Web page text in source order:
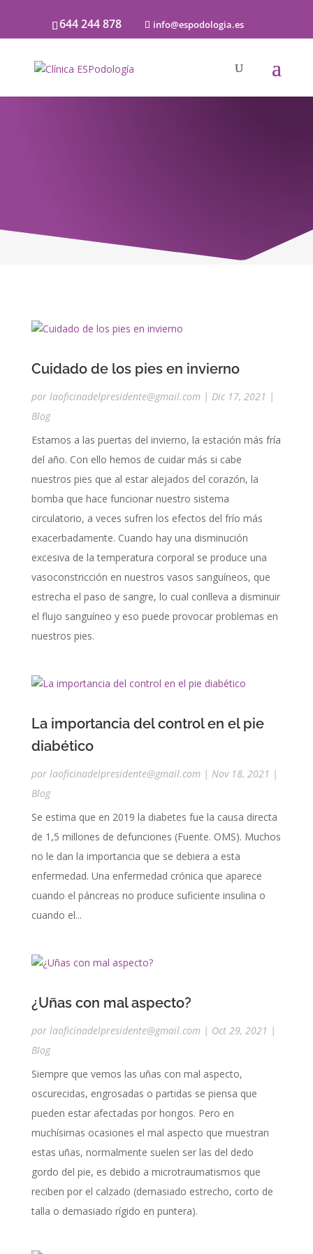
644 244 878 info@espodologia.es
Cuidado de los pies en invierno
por laoficinadelpresidente@gmail.com| Dic 17, 2021 |
Blog
Estamos a las puertas del invierno, la estación más fría
del año. Con ello hemos de cuidar más si cabe
nuestros pies que al estar alejados del corazón, la
bomba que hace funcionar nuestro sistema
circulatorio, a veces sufren los efectos del frío más
exacerbadamente. Cuando hay una disminución
excesiva de la temperatura corporal se produce una
vasoconstricción en nuestros vasos sanguíneos, que
estrecha el paso de sangre, lo cual conlleva a disminuir
el flujo sanguíneo y eso puede provocar problemas en
nuestros pies.
La importancia del control en el pie
diabético
por laoficinadelpresidente@gmail.com| Nov 18, 2021 |
Blog
Se estima que en 2019 la diabetes fue la causa directa
de 1,5 millones de defunciones (Fuente. OMS). Muchos
no le dan la importancia que se debiera a esta
enfermedad. Una enfermedad crónica que aparece
cuando el páncreas no produce suficiente insulina o
cuando el...
¿Uñas con mal aspecto?
por laoficinadelpresidente@gmail.com| Oct 29, 2021 |
Blog
Siempre que vemos las uñas con mal aspecto,
oscurecidas, engrosadas o partidas se piensa que
pueden estar afectadas por hongos. Pero en
muchísimas ocasiones el mal aspecto que muestran
estas uñas, normalmente suelen ser las del dedo
gordo del pie, es debido a microtraumatismos que
reciben por el calzado (demasiado estrecho, corto de
talla o demasiado rígido en puntera).